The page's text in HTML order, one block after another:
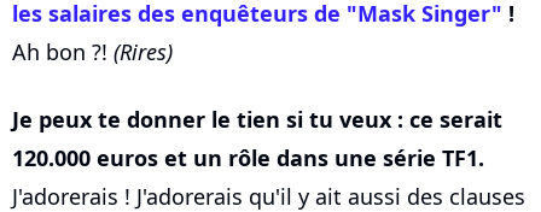
les salaires des enquêteurs de "Mask Singer" !
Ah bon ?! (Rires)
Je peux te donner le tien si tu veux : ce serait
120.000 euros et un rôle dans une série TF1.
J'adorerais ! J'adorerais qu'il y ait aussi des clauses